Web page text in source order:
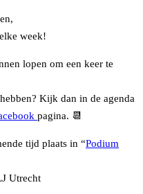
week!
lopen om een keer te
Kijk dan in de agenda
pagina. 📆
tijd plaats in “Podium
Utrecht